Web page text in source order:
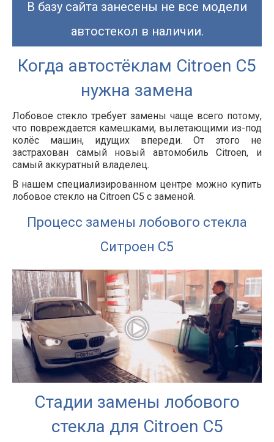
В базу сайта занесены не все модели
автостекол в наличии.
Когда автостёклам Citroen C5
нужна замена
Лобовое стекло требует замены чаще всего потому,
что повреждается камешками, вылетающими из-под
колёс машин, идущих впереди. От этого не
застрахован самый новый автомобиль Citroen, и
самый аккуратный владелец.
В нашем специализированном центре можно купить
лобовое стекло на Citroen C5 с заменой.
Процесс замены лобового стекла
Ситроен С5
Стадии замены лобового
стекла для Citroen C5